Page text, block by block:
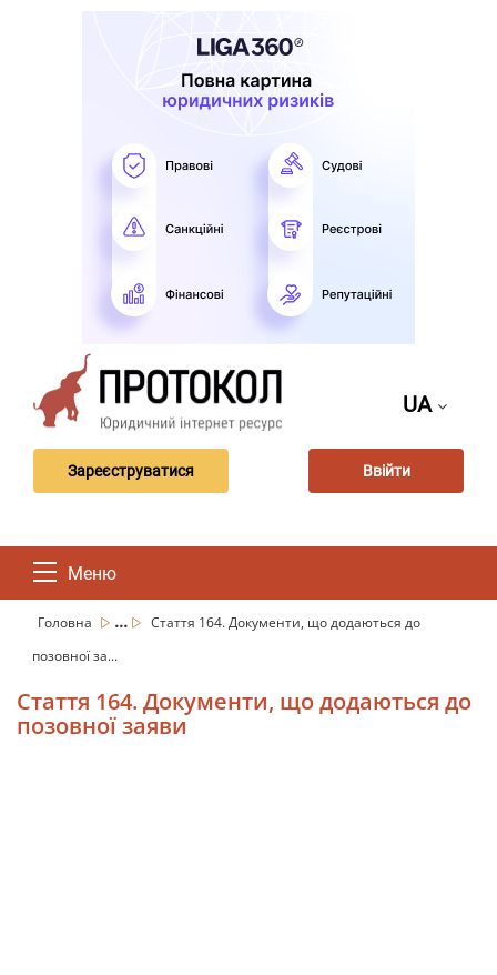
UA
Зареєструватися Ввійти
Меню
Головна ...
Стаття 164. Документи, що додаються до
позовної за...
Стаття 164. Документи, що додаються до
позовної заяви